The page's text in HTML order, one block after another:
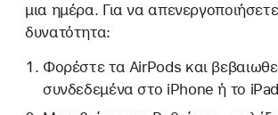
μια ημέρα. Για να
δυνατότητα:
Φορέστε τα AirPods και
συνδεδεμένα στο iPhone ή το